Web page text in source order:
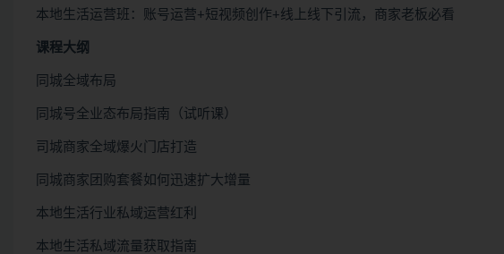
本地生活运营班：账号运营+短视频创作+线上线下引流，商家老板必看
课程大纲
同城全域布局
同城号全业态布局指南（试听课）
司城商家全域爆火门店打造
同城商家团购套餐如何迅速扩大增量
本地生活行业私域运营红利
本地生活私域流量获取指南